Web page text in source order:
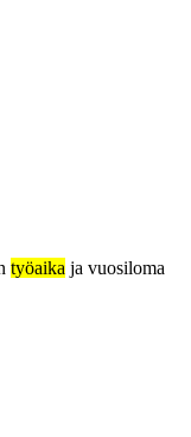
työaika ja vuosiloma